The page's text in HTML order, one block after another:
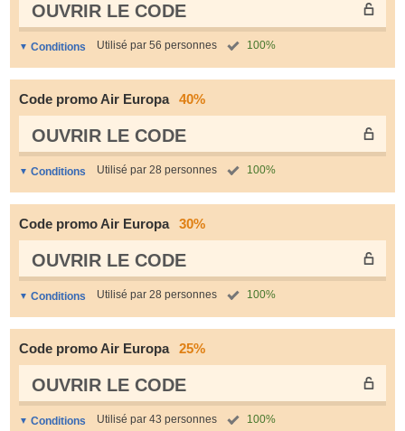
OUVRIR LE СODE
Conditions Utilisé par 56 personnes 100%
Code promo Air Europa 40%
OUVRIR LE СODE
Conditions Utilisé par 28 personnes 100%
Code promo Air Europa 30%
OUVRIR LE СODE
Conditions Utilisé par 28 personnes 100%
Code promo Air Europa 25%
OUVRIR LE СODE
Conditions Utilisé par 43 personnes 100%